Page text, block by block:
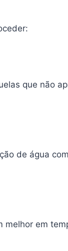
que não
de água
em